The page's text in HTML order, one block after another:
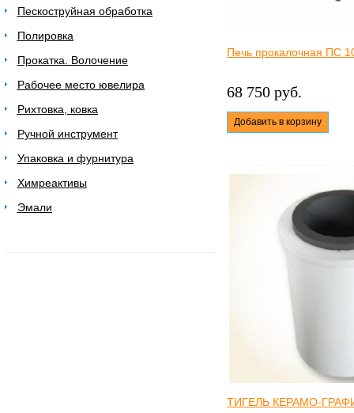
Пескоструйная обработка
Полировка
Прокатка. Волочение
Рабочее место ювелира
Рихтовка, ковка
Ручной инструмент
Упаковка и фурнитура
Химреактивы
Эмали
Печь прокалочная ПС
68 750 руб.
Добавить в корзину
ТИГЕЛЬ КЕРАМО-